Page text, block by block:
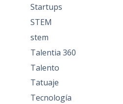
Startups
STEM
stem
Talentia 360
Talento
Tatuaje
Tecnología